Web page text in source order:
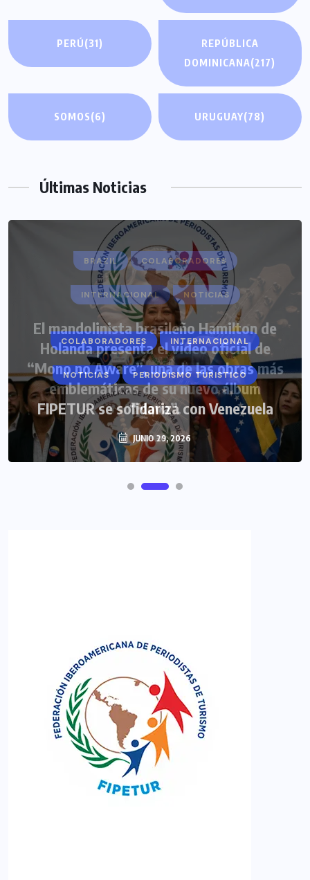
PERÚ(31)
REPÚBLICA
DOMINICANA(217)
SOMOS(6) URUGUAY(78)
Últimas Noticias
COLABORADORES INTERNACIONAL
NOTICIAS PERIODISMO TURISTICO
FIPETUR se solidariza con Venezuela
JUNIO 29, 2026